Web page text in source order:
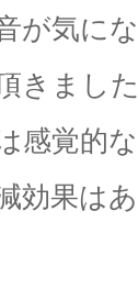
が気に
きました
感覚的
効果は